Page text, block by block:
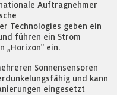
Auftragnehmer
Technologies geben ein
führen ein Strom
„Horizon" ein.
Sonnensensoren
und kann
eingesetzt